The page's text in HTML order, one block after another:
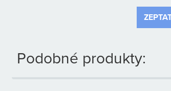
Podobné produkty: